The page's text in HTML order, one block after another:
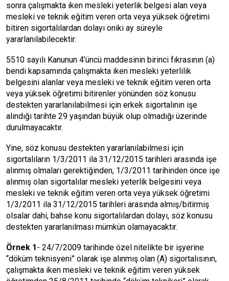
sonra çalışmakta iken mesleki yeterlik belgesi alan veya
mesleki ve teknik eğitim veren orta veya yüksek öğretimi
bitiren sigortalılardan dolayı oniki ay süreyle
yararlanılabilecektir.
5510 sayılı Kanunun 4’üncü maddesinin birinci fıkrasının (a)
bendi kapsamında çalışmakta iken mesleki yeterlilik
belgesini alanlar veya mesleki ve teknik eğitim veren orta
veya yüksek öğretimi bitirenler yönünden söz konusu
destekten yararlanılabilmesi için erkek sigortalının işe
alındığı tarihte 29 yaşından büyük olup olmadığı üzerinde
durulmayacaktır.
Yine, söz konusu destekten yararlanılabilmesi için
sigortalıların 1/3/2011 ila 31/12/2015 tarihleri arasında işe
alınmış olmaları gerektiğinden, 1/3/2011 tarihinden önce işe
alınmış olan sigortalılar mesleki yeterlik belgesini veya
mesleki ve teknik eğitim veren orta veya yüksek öğretimi
1/3/2011 ila 31/12/2015 tarihleri arasında almış/bitirmiş
olsalar dahi, bahse konu sigortalılardan dolayı, söz konusu
destekten yararlanılması mümkün olamayacaktır.
Örnek 1- 24/7/2009 tarihinde özel nitelikte bir işyerine
“döküm teknisyeni” olarak işe alınmış olan (A) sigortalısının,
çalışmakta iken mesleki ve teknik eğitim veren yüksek